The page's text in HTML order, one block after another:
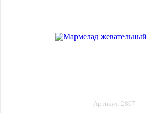
Артикул: 2807